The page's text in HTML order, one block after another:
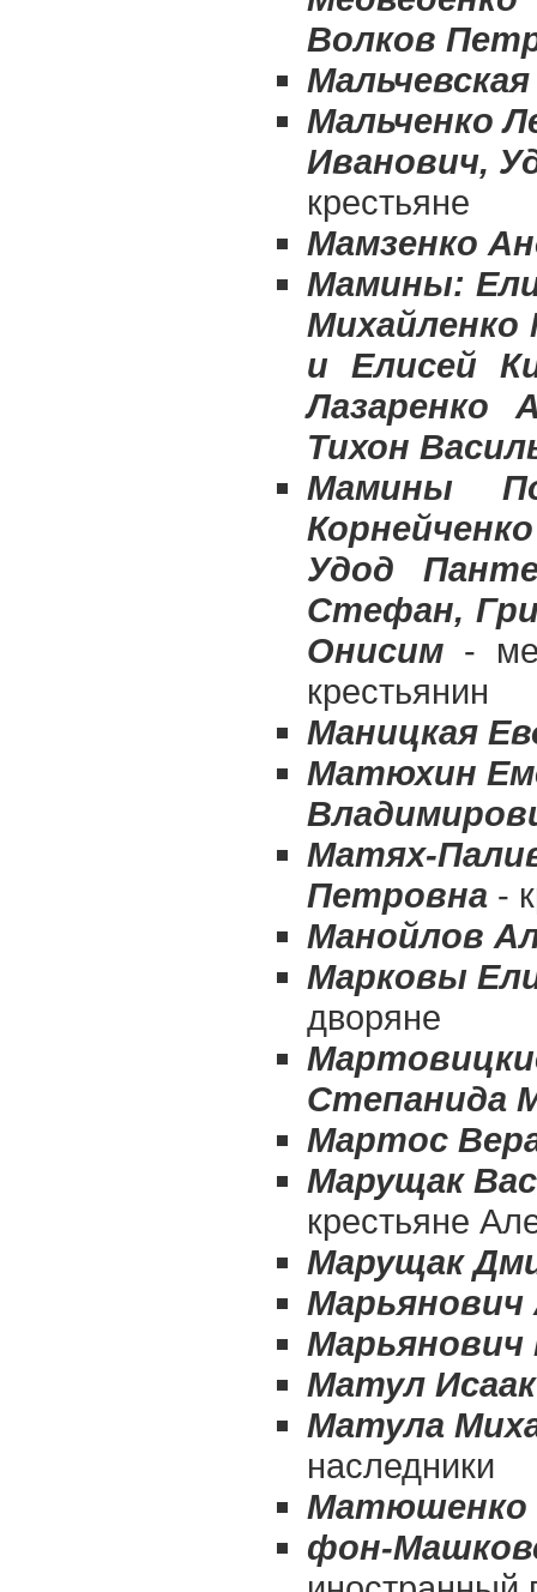
Волков
Мальченко
Иванович,
крестьяне
Мамзенко
Мамины:
Михайленко
и Елисей
Лазаренко
Тихон
Мамины
Удод
Стефан,
Онисим-
крестьянин
Маницкая
Матюхин
Матях-
Петровна-
Манойлов
Марковы
дворяне
Степанида
Мартос
Марущак
крестьяне
Марущак
Марьянович
Марьянович
Матул
Матула
наследники
Матюшенко
фон-